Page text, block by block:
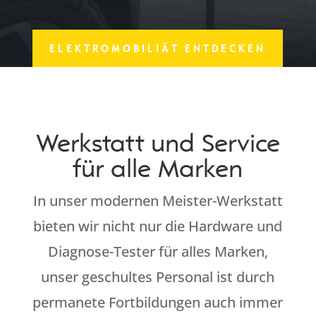
ELEKTROMOBILIÄT ENTDECKEN
Werkstatt und Service
für alle Marken
In unser modernen Meister-Werkstatt
bieten wir nicht nur die Hardware und
Diagnose-Tester für alles Marken,
unser geschultes Personal ist durch
permanete Fortbildungen auch immer